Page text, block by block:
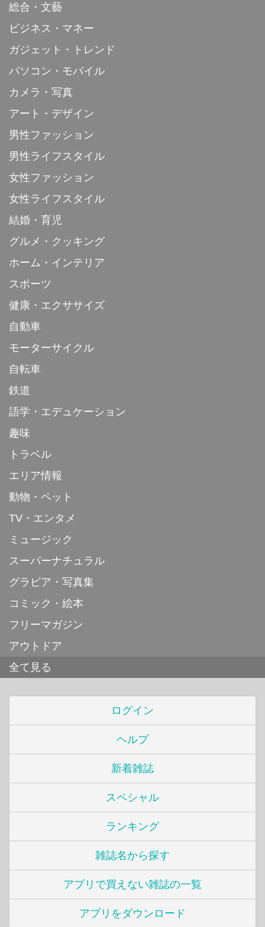
総合・文藝
ビジネス・マネー
ガジェット・トレンド
パソコン・モバイル
カメラ・写真
アート・デザイン
男性ファッション
男性ライフスタイル
女性ファッション
女性ライフスタイル
結婚・育児
グルメ・クッキング
ホーム・インテリア
スポーツ
健康・エクササイズ
自動車
モーターサイクル
自転車
鉄道
語学・エデュケーション
趣味
トラベル
エリア情報
動物・ペット
TV・エンタメ
ミュージック
スーパーナチュラル
グラビア・写真集
コミック・絵本
フリーマガジン
アウトドア
全て見る
ログイン
ヘルプ
新着雑誌
スペシャル
ランキング
雑誌名から探す
アプリで買えない雑誌の一覧
アプリをダウンロード